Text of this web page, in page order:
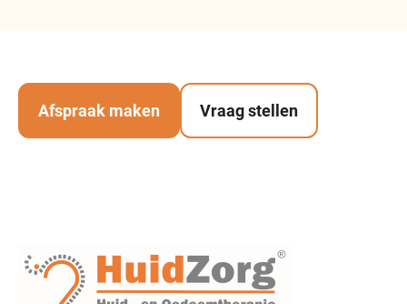
Afspraak maken Vraag stellen